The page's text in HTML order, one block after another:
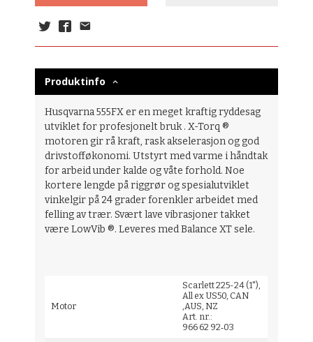
Produktinfo
Husqvarna 555FX er en meget kraftig ryddesag
utviklet for profesjonelt bruk . X-Torq ®
motoren gir rå kraft, rask akselerasjon og god
drivstofføkonomi. Utstyrt med varme i håndtak
for arbeid under kalde og våte forhold. Noe
kortere lengde på riggrør og spesialutviklet
vinkelgir på 24 grader forenkler arbeidet med
felling av trær. Svært lave vibrasjoner takket
være LowVib ®. Leveres med Balance XT sele.
Motor
Scarlett 225-24 (1"),
All ex US50, CAN
,AUS, NZ
Art. nr.:
966 62 92‑03